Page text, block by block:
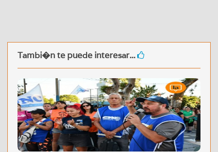
Tambi�n te puede interesar...